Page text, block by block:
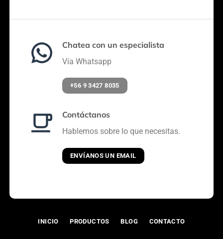
Chatea con un especialista
Vía Whatsapp
+56 9 3427 8035
Contáctanos
Hablemos sobre lo que necesitas.
ENVÍANOS UN EMAIL
INICIO PRODUCTOS BLOG CONTACTO